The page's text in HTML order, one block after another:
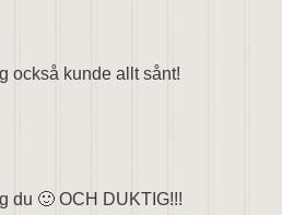
också kunde allt sånt!
du 🙂 OCH DUKTIG!!!